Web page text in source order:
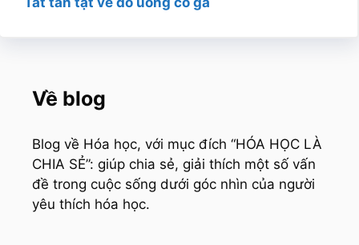
Về blog
Blog về Hóa học, với mục đích “HÓA HỌC LÀ
CHIA SẺ”: giúp chia sẻ, giải thích một số vấn
đề trong cuộc sống dưới góc nhìn của người
yêu thích hóa học.